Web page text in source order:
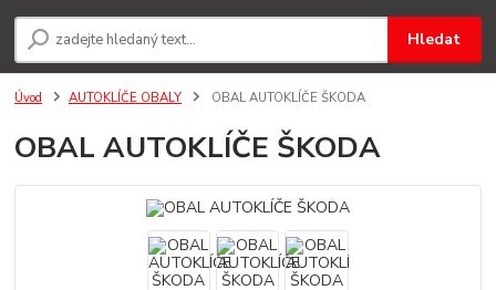
Hledat
Úvod AUTOKLÍČE OBALY OBAL AUTOKLÍČE ŠKODA
OBAL AUTOKLÍČE ŠKODA